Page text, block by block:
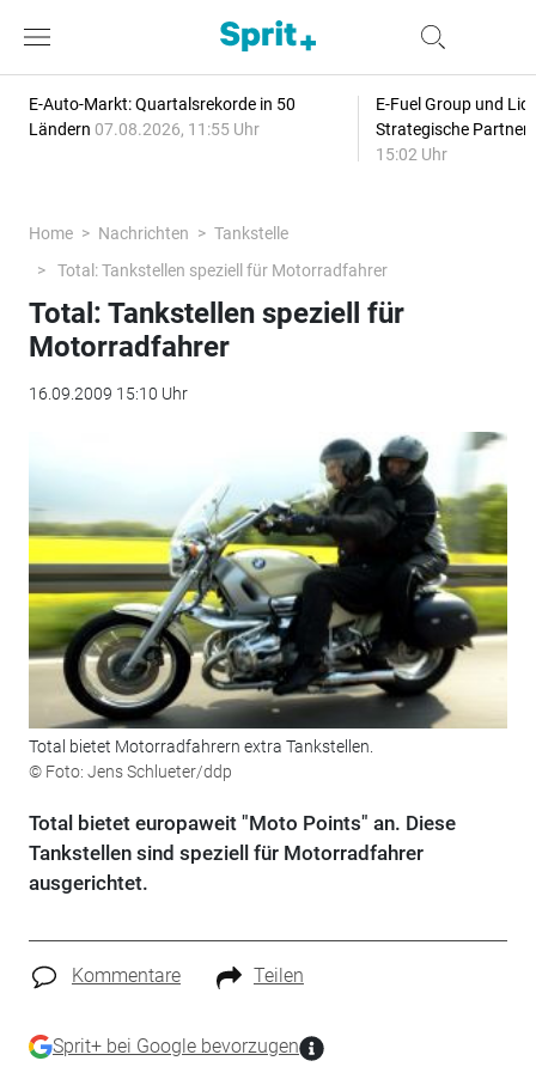
E-Auto-Markt: Quartalsrekorde in 50
Ländern 07.08.2026, 11:55 Uhr
E-Fuel Group und
Strategische
15:02 Uhr
Home Nachrichten
Tankstelle
Total: Tankstellen speziell für Motorradfahrer
Total: Tankstellen speziell für
Motorradfahrer
16.09.2009 15:10 Uhr
Total bietet Motorradfahrern extra Tankstellen.
© Foto: Jens Schlueter/ddp
Total bietet europaweit "Moto Points" an. Diese
Tankstellen sind speziell für Motorradfahrer
ausgerichtet.
Kommentare Teilen
Sprit+ bei Google bevorzugen